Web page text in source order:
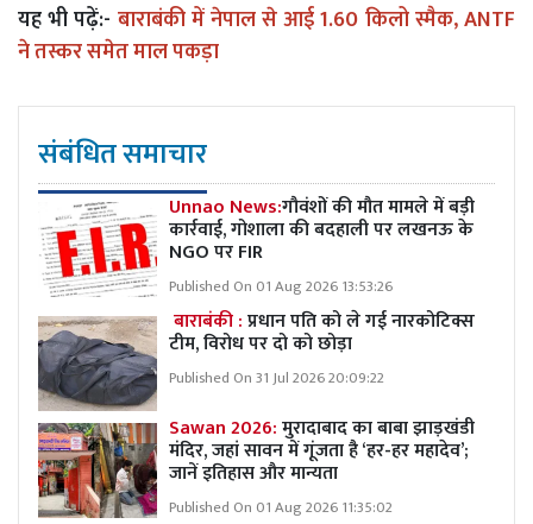
यह भी पढ़ें:- बाराबंकी में नेपाल से आई 1.60 किलो स्मैक, ANTF
ने तस्कर समेत माल पकड़ा
संबंधित समाचार
Unnao News:गौवंशों की मौत मामले में बड़ी
कार्रवाई, गोशाला की बदहाली पर लखनऊ के
NGO पर FIR
Published On 01 Aug 2026 13:53:26
बाराबंकी :प्रधान पति को ले गई नारकोटिक्स
टीम, विरोध पर दो को छोड़ा
Published On 31 Jul 2026 20:09:22
Sawan 2026:मुरादाबाद का बाबा झाड़खंडी
मंदिर, जहां सावन में गूंजता है ‘हर-हर महादेव’;
जानें इतिहास और मान्यता
Published On 01 Aug 2026 11:35:02